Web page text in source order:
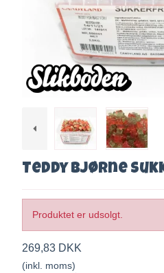
Teddy Bjørne
Produktet er udsolgt.
269,83 DKK
(inkl. moms)